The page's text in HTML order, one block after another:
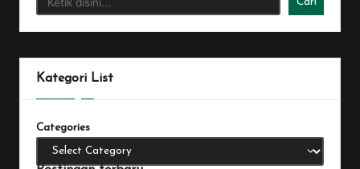
Kategori List
Categories